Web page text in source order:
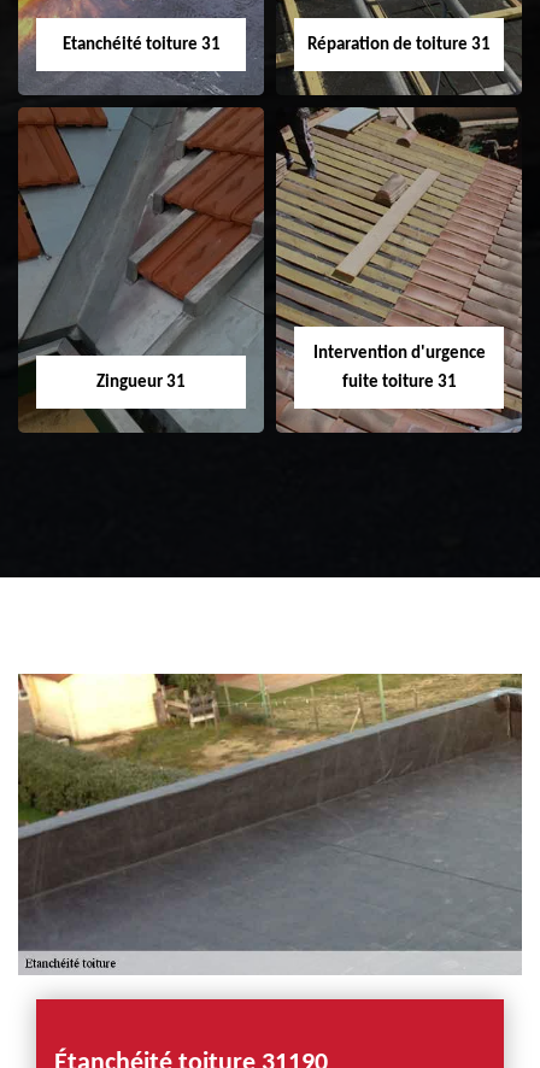
Etanchéité toiture 31
Etanchéité toiture
31
Réparation de toiture 31
Réparation de
toiture 31
Zingueur 31
Intervention d'urgence
fuite toiture 31